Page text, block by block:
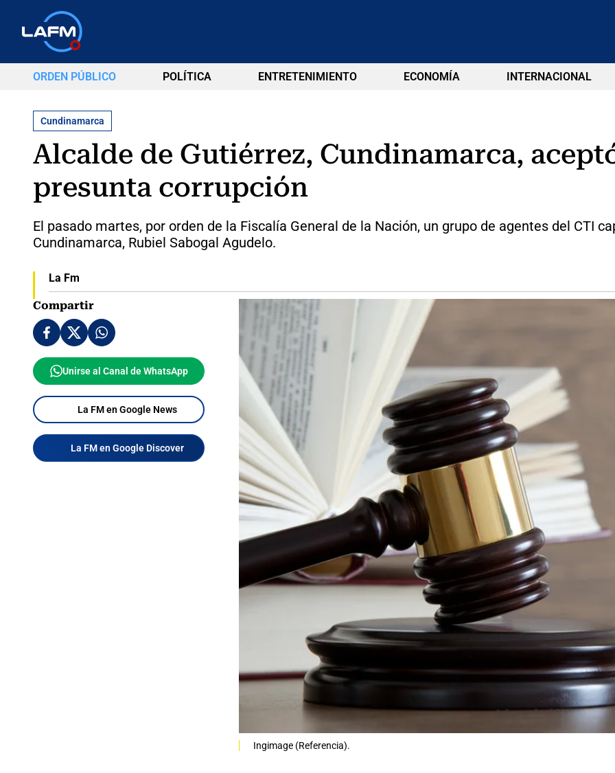
ORDEN PÚBLICO POLÍTICA ENTRETENIMIENTO ECONOMÍA INTERNACIONAL
Cundinamarca
Alcalde de Gutiérrez, Cundinamarca,
presunta corrupción
El pasado martes, por orden de la Fiscalía General de la Nación, un grupo de agentes del CTI
Cundinamarca, Rubiel Sabogal Agudelo.
La Fm
Compartir
Unirse al Canal de WhatsApp
La FM en Google News
La FM en Google Discover
Ingimage (Referencia).